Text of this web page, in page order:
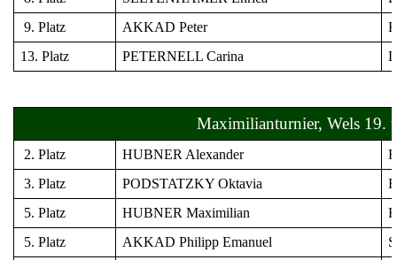
9. Platz
AKKAD Peter
13. Platz
PETERNELL Carina
Maximilianturnier, Wels 19.
2. Platz HUBNER Alexander
3. Platz
PODSTATZKY Oktavia
5. Platz
HUBNER Maximilian
5. Platz
AKKAD Philipp Emanuel